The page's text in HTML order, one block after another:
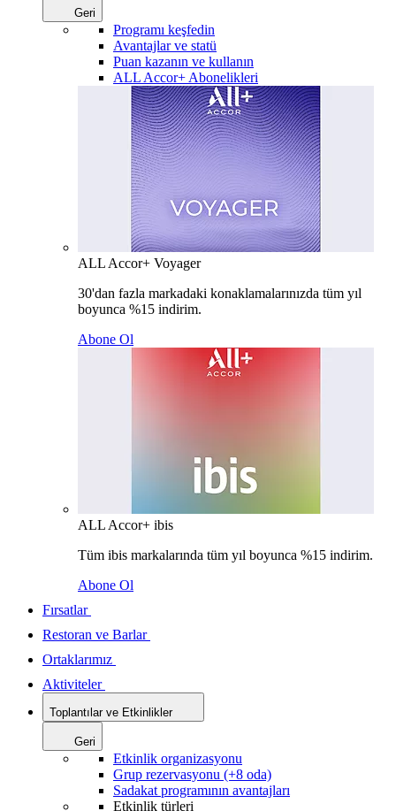
Geri
Programı keşfedin
Avantajlar ve statü
Puan kazanın ve kullanın
ALL Accor+ Abonelikleri
ALL Accor+ Voyager
30'dan fazla markadaki konaklamalarınızda tüm yıl
boyunca %15 indirim.
Abone Ol
ALL Accor+ ibis
Tüm ibis markalarında tüm yıl boyunca %15 indirim.
Abone Ol
Fırsatlar
Restoran ve Barlar
Ortaklarımız
Aktiviteler
Toplantılar ve Etkinlikler
Geri
Etkinlik organizasyonu
Grup rezervasyonu (+8 oda)
Sadakat programının avantajları
Etkinlik türleri